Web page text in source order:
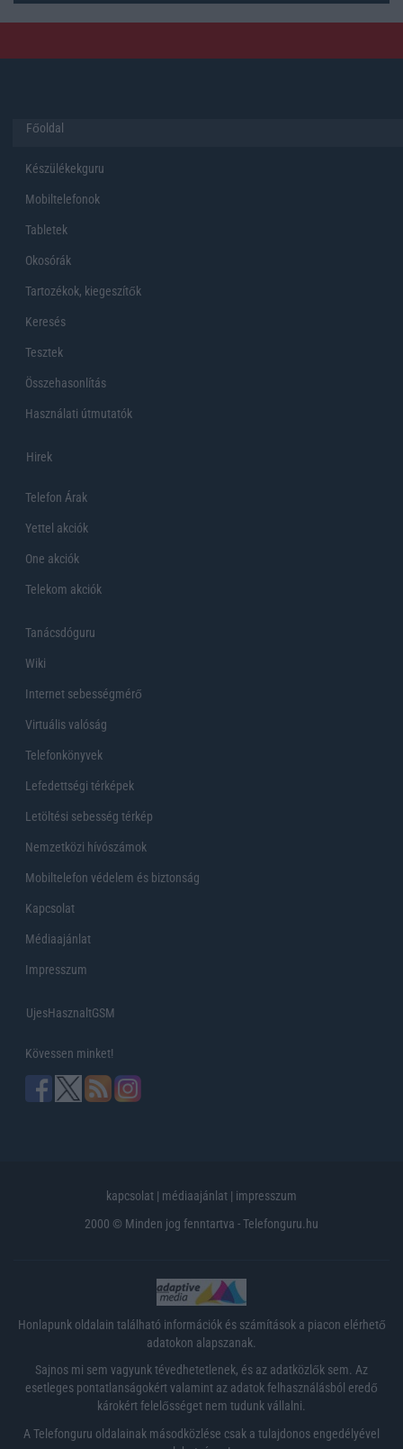
Főoldal
Készülékekguru
Mobiltelefonok
Tabletek
Okosórák
Tartozékok, kiegeszítők
Keresés
Tesztek
Összehasonlítás
Használati útmutatók
Hirek
Telefon Árak
Yettel akciók
One akciók
Telekom akciók
Tanácsdóguru
Wiki
Internet sebességmérő
Virtuális valóság
Telefonkönyvek
Lefedettségi térképek
Letöltési sebesség térkép
Nemzetközi hívószámok
Mobiltelefon védelem és biztonság
Kapcsolat
Médiaajánlat
Impresszum
UjesHasznaltGSM
Kövessen minket!
kapcsolat | médiaajánlat | impresszum
2000 © Minden jog fenntartva - Telefonguru.hu
Honlapunk oldalain található információk és számítások a piacon elérhető
adatokon alapszanak.
Sajnos mi sem vagyunk tévedhetetlenek, és az adatközlők sem. Az
esetleges pontatlanságokért valamint az adatok felhasználásból eredő
károkért felelősséget nem tudunk vállalni.
A Telefonguru oldalainak másodközlése csak a tulajdonos engedélyével